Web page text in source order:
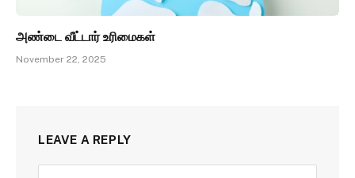
அண்டை வீட்டார் உரிமைகள்
November 22, 2025
LEAVE A REPLY